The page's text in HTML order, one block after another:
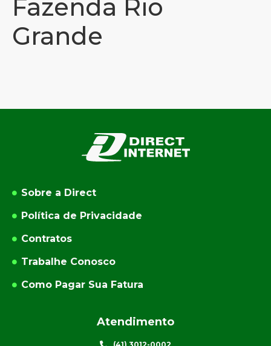
Fazenda Rio
Grande
Sobre a Direct
Política de Privacidade
Contratos
Trabalhe Conosco
Como Pagar Sua Fatura
Atendimento